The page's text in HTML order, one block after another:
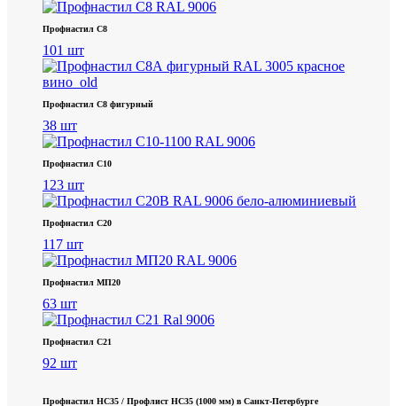
Профнастил С8
101 шт
Профнастил С8 фигурный
38 шт
Профнастил С10
123 шт
Профнастил С20
117 шт
Профнастил МП20
63 шт
Профнастил С21
92 шт
Профнастил НС35 / Профлист НС35 (1000 мм) в Санкт‑Петербурге